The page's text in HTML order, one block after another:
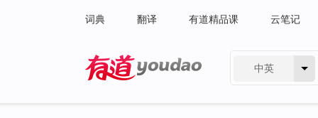
词典 翻译 有道精品课 云笔记
中英